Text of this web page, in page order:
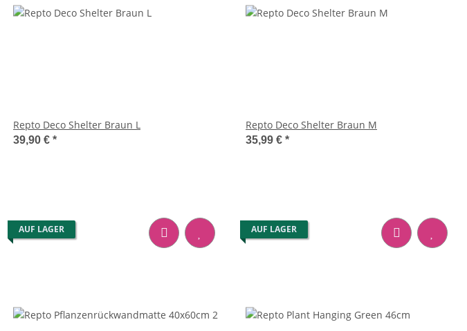
Repto Deco Shelter Braun L
39,90 € *
Repto Deco Shelter Braun M
35,99 € *
AUF LAGER AUF LAGER